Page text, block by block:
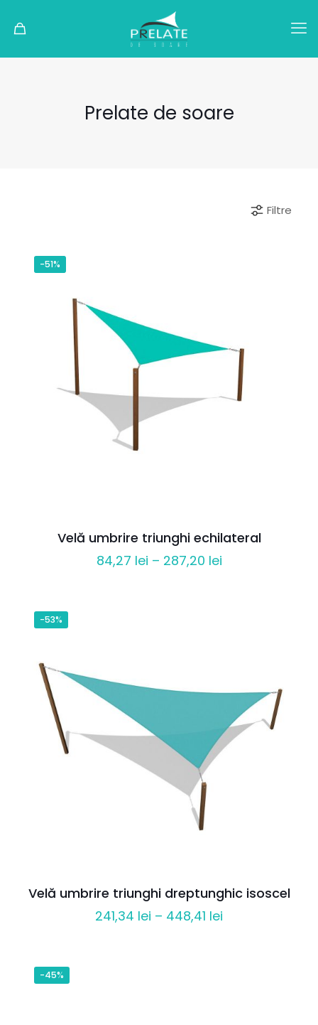
Prelate de soare
Filtre
-51%
Velă umbrire triunghi echilateral
84,27 lei – 287,20 leiInterval
-53%
Velă umbrire triunghi dreptunghic isoscel
241,34 lei – 448,41 lei
-45%